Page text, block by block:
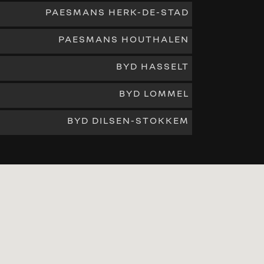
PAESMANS HERK-DE-STAD
PAESMANS HOUTHALEN
BYD HASSELT
BYD LOMMEL
BYD DILSEN-STOKKEM